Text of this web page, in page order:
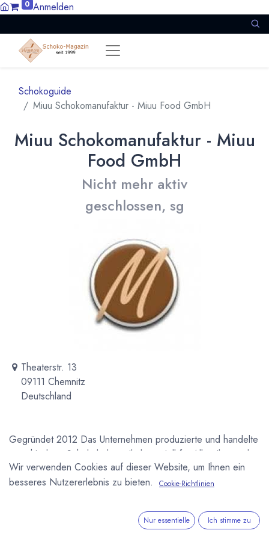
0 Anmelden
Schokoguide
Miuu Schokomanufaktur - Miuu Food GmbH
Miuu Schokomanufaktur - Miuu
Food GmbH
Nicht mehr aktiv
geschlossen, sg
Theaterstr. 13
09111 Chemnitz
Deutschland
Gegründet 2012 Das Unternehmen produzierte und handelte
verschiedene Schokoladenartikel speziell für Allergiker und
wurde im Frühjahr 2019 wieder geschlossen.
Kostenlose News - 1 Mal pro Monat:
Wir verwenden Cookies auf dieser Website, um Ihnen ein
besseres Nutzererlebnis zu bieten.
Cookie-Richtlinien
Nur essentielle Ich stimme zu